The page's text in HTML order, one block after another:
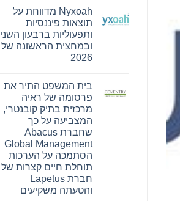
Nyxoah מדווחת על
תוצאות פיננסיות
ותפעוליות ברבעון השני
ובמחצית הראשונה של
2026
על
Nyxoah
מדווחת
על
תוצאות
פיננסיות
ותפעוליות
ברבעון
השני
ובמחצית
הראשונה
של
2026
בית המשפט התיר את
פרסומה של ראיה
מרכזית בתיק קובנטרי,
המצביעה על כך
שחברת Abacus
Global Management
הסתמכה על הערכות
תוחלת חיים קצרות של
חברת Lapetus
והטעתה משקיעים